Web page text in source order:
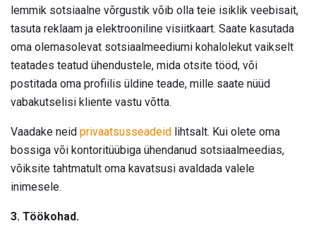
lemmik sotsiaalne võrgustik võib olla teie isiklik veebisait,
tasuta reklaam ja elektrooniline visiitkaart. Saate kasutada
oma olemasolevat sotsiaalmeediumi kohalolekut vaikselt
teatades teatud ühendustele, mida otsite tööd, või
postitada oma profiilis üldine teade, mille saate nüüd
vabakutselisi kliente vastu võtta.
Vaadake neid privaatsusseadeid lihtsalt. Kui olete oma
bossiga või kontoritüübiga ühendanud sotsiaalmeedias,
võiksite tahtmatult oma kavatsusi avaldada valele
inimesele.
3. Töökohad.